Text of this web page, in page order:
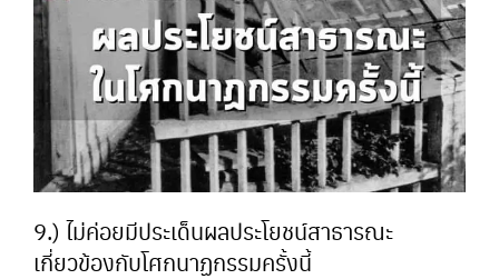
9.) ไม่ค่อยมีประเด็นผลประโยชน์สาธารณะ
เกี่ยวข้องกับโศกนาฏกรรมครั้งนี้